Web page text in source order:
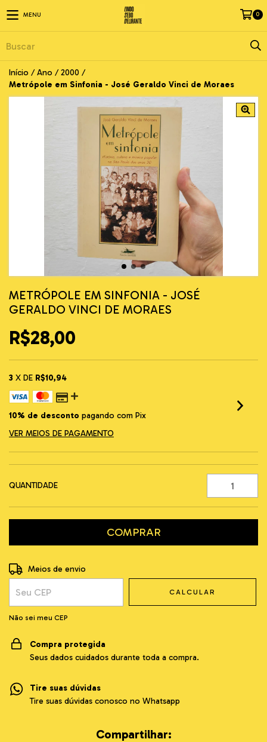
MENU 0
Início / Ano / 2000 /
Metrópole em Sinfonia - José Geraldo Vinci de Moraes
METRÓPOLE EM SINFONIA - JOSÉ
GERALDO VINCI DE MORAES
R$28,00
3 X DE R$10,94
10% de desconto pagando com Pix
VER MEIOS DE PAGAMENTO
QUANTIDADE
Entregas para o CEP:
Meios de envio
CALCULAR
Não sei meu CEP
Compra protegida
Seus dados cuidados durante toda a compra.
Tire suas dúvidas
Tire suas dúvidas conosco no Whatsapp
Compartilhar: